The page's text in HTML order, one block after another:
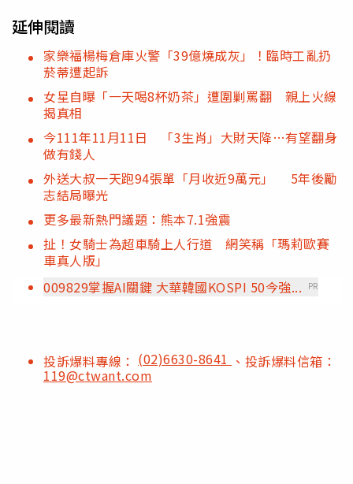
延伸閱讀
家樂福楊梅倉庫火警「39億燒成灰」！臨時工亂扔
菸蒂遭起訴
女星自曝「一天喝8杯奶茶」遭圍剿罵翻 親上火線
揭真相
今111年11月11日 「3生肖」大財天降…有望翻身
做有錢人
外送大叔一天跑94張單「月收近9萬元」 5年後勵
志結局曝光
更多最新熱門議題：熊本7.1強震
扯！女騎士為超車騎上人行道 網笑稱「瑪莉歐賽
車真人版」
009829掌握AI關鍵 大華韓國KOSPI 50今強...
PR
投訴爆料專線： (02)6630-8641 、投訴爆料信箱：
119@ctwant.com